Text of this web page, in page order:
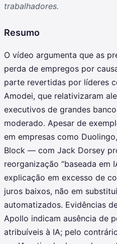
trabalhadores.
Resumo
O vídeo argumenta que as
perda de empregos por
parte revertidas por líderes
Amodei, que relativizaram
executivos de grandes
moderado. Apesar de
em empresas como
Block — com Jack Dorsey
reorganização “baseada em
explicação em excesso de
juros baixos, não em
automatizados. Evidências
Apollo indicam ausência de
atribuíveis à IA; pelo